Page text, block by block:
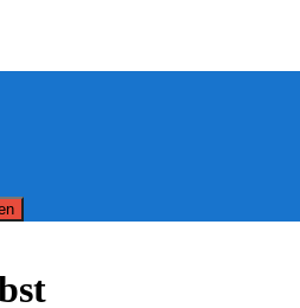
Reiseplanung